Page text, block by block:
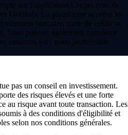
sur l'application Crypto.com de
Ordinals. La plateforme accepte les
virement bancaire, carte de crédit ou
Vous pouvez également transférer
existants vers votre portefeuille
pas un conseil en investissement.
des risques élevés et une forte
au risque avant toute transaction. Les
à des conditions d'éligibilité et
selon nos conditions générales.